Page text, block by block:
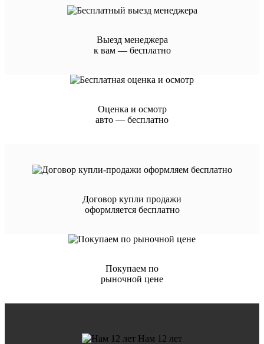
Выезд менеджера
к вам — бесплатно
Оценка и осмотр
авто — бесплатно
Договор купли продажи
оформляется бесплатно
Покупаем по
рыночной цене
Нам 12 лет